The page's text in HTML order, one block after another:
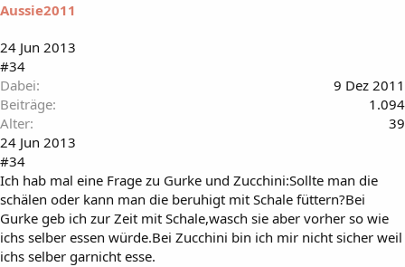
Aussie2011
24 Jun 2013
#34
Dabei
9 Dez 2011
Beiträge
1.094
Alter
39
24 Jun 2013
#34
Ich hab mal eine Frage zu Gurke und Zucchini:Sollte man die
schälen oder kann man die beruhigt mit Schale füttern?Bei
Gurke geb ich zur Zeit mit Schale,wasch sie aber vorher so wie
ichs selber essen würde.Bei Zucchini bin ich mir nicht sicher weil
ichs selber garnicht esse.